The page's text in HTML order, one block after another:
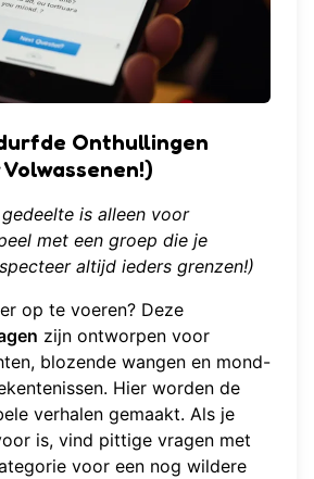
Onthullingen
is alleen voor
met een groep die je
altijd ieders grenzen!)
op te voeren? Deze
zijn ontworpen voor
blozende wangen en mond-
Hier worden de
verhalen gemaakt. Als je
is, vind pittige vragen met
voor een nog wildere